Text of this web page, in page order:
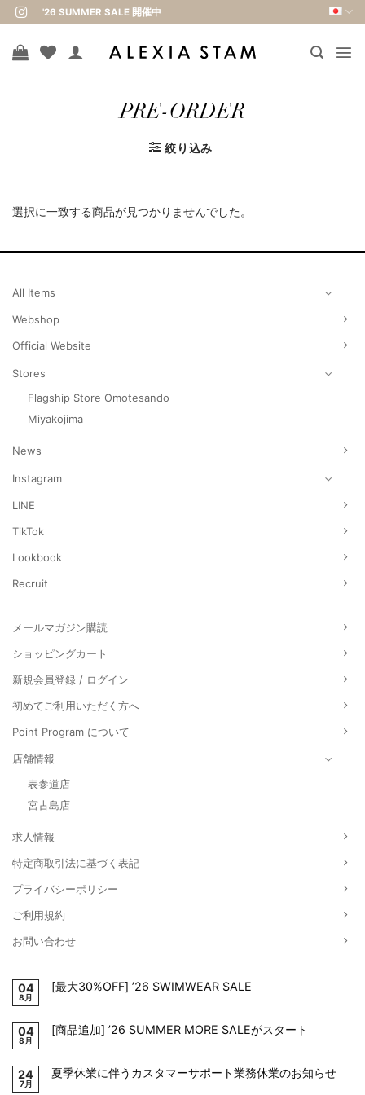
Skip
to
content
'26 SUMMER SALE 開催中
PRE-ORDER
絞り込み
選択に一致する商品が見つかりませんでした。
All Items
Webshop
Official Website
Stores
Flagship Store Omotesando
Miyakojima
News
Instagram
LINE
TikTok
Lookbook
Recruit
メールマガジン購読
ショッピングカート
新規会員登録 / ログイン
初めてご利用いただく方へ
Point Program について
店舗情報
表参道店
宮古島店
求人情報
特定商取引法に基づく表記
プライバシーポリシー
ご利用規約
お問い合わせ
04
8月
[最大30%OFF] ’26 SWIMWEAR SALE
04
8月
[商品追加] ’26 SUMMER MORE SALEがスタート
24
7月
夏季休業に伴うカスタマーサポート業務休業のお知らせ